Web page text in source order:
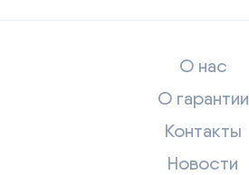
О нас
О гарантии
Контакты
Новости